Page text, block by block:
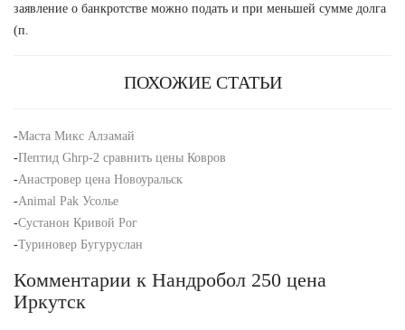
заявление о банкротстве можно подать и при меньшей сумме долга
(п.
ПОХОЖИЕ СТАТЬИ
-Маста Микс Алзамай
-Пептид Ghrp-2 сравнить цены Ковров
-Анастровер цена Новоуральск
-Animal Pak Усолье
-Сустанон Кривой Рог
-Туриновер Бугуруслан
Комментарии к Нандробол 250 цена
Иркутск